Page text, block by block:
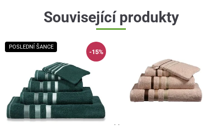
Související produkty
POSLEDNÍ ŠANCE
-15%
· ·